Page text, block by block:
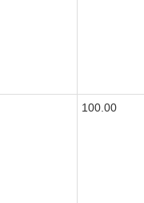
100.00